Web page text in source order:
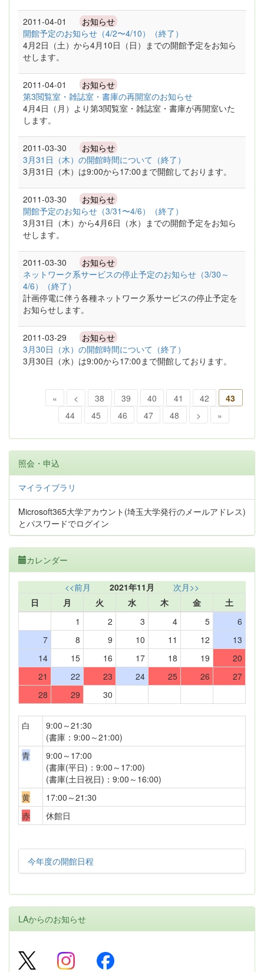
2011-04-01 お知らせ
開館予定のお知らせ（4/2〜4/10）（終了）
4月2日（土）から4月10日（日）までの開館予定をお知ら
せします。
2011-04-01 お知らせ
第3閲覧室・雑誌室・書庫の再開室のお知らせ
4月4日（月）より第3閲覧室・雑誌室・書庫が再開室いた
します。
2011-03-30 お知らせ
3月31日（木）の開館時間について（終了）
3月31日（木）は9:00から17:00まで開館しております。
2011-03-30 お知らせ
開館予定のお知らせ（3/31〜4/6）（終了）
3月31日（木）から4月6日（水）までの開館予定をお知ら
せします。
2011-03-30 お知らせ
ネットワーク系サービスの停止予定のお知らせ（3/30～
4/6）（終了）
計画停電に伴う各種ネットワーク系サービスの停止予定を
お知らせします。
2011-03-29 お知らせ
3月30日（水）の開館時間について（終了）
3月30日（水）は9:00から17:00まで開館しております。
« < 38 39 40 41 42
43
44
45 46 47 48 > »
照会・申込
マイライブラリ
Microsoft365大学アカウント(埼玉大学発行のメールアドレス)
とパスワードでログイン
カレンダー
<<前月 2021年11月
次月>>
日
月 火 水 木 金
土
1
2 3 4 5
6
7
8 9 10 11 12
13
14
15 16 17 18 19
20
21
22 23 24 25 26
27
28
29 30
白
9:00～21:30
(書庫：9:00～21:00)
青
9:00～17:00
(書庫(平日)：9:00～17:00)
(書庫(土日祝日)：9:00～16:00)
黄
17:00～21:30
赤
休館日
今年度の開館日程
LAからのお知らせ